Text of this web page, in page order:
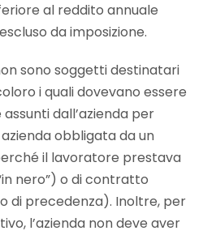
al reddito annuale
da imposizione.
sono soggetti destinatari
i quali dovevano essere
dall’azienda per
obbligata da un
il lavoratore prestava
nero”) o di contratto
di precedenza). Inoltre, per
l’azienda non deve aver